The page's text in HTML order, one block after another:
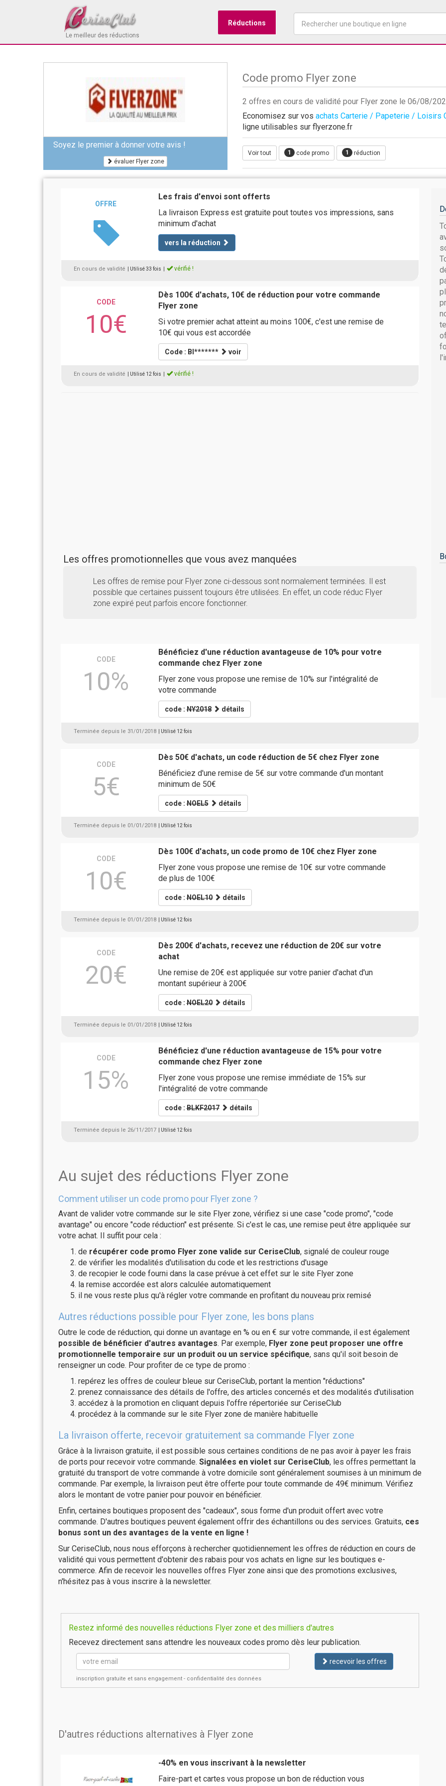
Le meilleur des réductions
Réductions
Soyez le premier à donner votre avis !
évaluer Flyer zone
Code promo Flyer zone
2 offres en cours de validité pour Flyer zone le 06/08/
Economisez sur vos achats Carterie / Papeterie / Loisirs
ligne utilisables sur flyerzone.fr
Voir tout 1 code promo 1 réduction
OFFRE
Les frais d'envoi sont offerts
La livraison Express est gratuite pout toutes vos impressions, sans
minimum d'achat
vers la réduction
En cours de validité | Utilisé 33 fois vérifié !
CODE
10€
Dès 100€ d'achats, 10€ de réduction pour votre commande
Flyer zone
Si votre premier achat atteint au moins 100€, c'est une remise de
10€ qui vous est accordée
Code : BI******* voir
En cours de validité | Utilisé 12 fois vérifié !
Les offres promotionnelles que vous avez manquées
Les offres de remise pour Flyer zone ci-dessous sont normalement terminées. Il est
possible que certaines puissent toujours être utilisées. En effet, un code réduc Flyer
zone expiré peut parfois encore fonctionner.
CODE
10%
Bénéficiez d'une réduction avantageuse de 10% pour votre
commande chez Flyer zone
Flyer zone vous propose une remise de 10% sur l'intégralité de
votre commande
code :NY2018 détails
Terminée depuis le 31/01/2018 | Utilisé 12 fois
CODE
5€
Dès 50€ d'achats, un code réduction de 5€ chez Flyer zone
Bénéficiez d'une remise de 5€ sur votre commande d'un montant
minimum de 50€
code :NOEL5 détails
Terminée depuis le 01/01/2018 | Utilisé 12 fois
CODE
10€
Dès 100€ d'achats, un code promo de 10€ chez Flyer zone
Flyer zone vous propose une remise de 10€ sur votre commande
de plus de 100€
code :NOEL10 détails
Terminée depuis le 01/01/2018 | Utilisé 12 fois
CODE
20€
Dès 200€ d'achats, recevez une réduction de 20€ sur votre
achat
Une remise de 20€ est appliquée sur votre panier d'achat d'un
montant supérieur à 200€
code :NOEL20 détails
Terminée depuis le 01/01/2018 | Utilisé 12 fois
CODE
15%
Bénéficiez d'une réduction avantageuse de 15% pour votre
commande chez Flyer zone
Flyer zone vous propose une remise immédiate de 15% sur
l'intégralité de votre commande
code :BLKF2017 détails
Terminée depuis le 26/11/2017 | Utilisé 12 fois
Au sujet des réductions Flyer zone
Comment utiliser un code promo pour Flyer zone ?
Avant de valider votre commande sur le site Flyer zone, vérifiez si une case "code promo", "code
avantage" ou encore "code réduction" est présente. Si c'est le cas, une remise peut être appliquée sur
votre achat. Il suffit pour cela :
de récupérer code promo Flyer zone valide sur CeriseClub, signalé de couleur rouge
de vérifier les modalités d'utilisation du code et les restrictions d'usage
de recopier le code fourni dans la case prévue à cet effet sur le site Flyer zone
la remise accordée est alors calculée automatiquement
il ne vous reste plus qu'à régler votre commande en profitant du nouveau prix remisé
Autres réductions possible pour Flyer zone, les bons plans
Outre le code de réduction, qui donne un avantage en % ou en € sur votre commande, il est également
possible de bénéficier d'autres avantages. Par exemple, Flyer zone peut proposer une offre
promotionnelle temporaire sur un produit ou un service spécifique, sans qu'il soit besoin de
renseigner un code. Pour profiter de ce type de promo :
repérez les offres de couleur bleue sur CeriseClub, portant la mention "réductions"
prenez connaissance des détails de l'offre, des articles concernés et des modalités d'utilisation
accédez à la promotion en cliquant depuis l'offre répertoriée sur CeriseClub
procédez à la commande sur le site Flyer zone de manière habituelle
La livraison offerte, recevoir gratuitement sa commande Flyer zone
Grâce à la livraison gratuite, il est possible sous certaines conditions de ne pas avoir à payer les frais
de ports pour recevoir votre commande. Signalées en violet sur CeriseClub, les offres permettant la
gratuité du transport de votre commande à votre domicile sont généralement soumises à un minimum de
commande. Par exemple, la livraison peut être offerte pour toute commande de 49€ minimum. Vérifiez
alors le montant de votre panier pour pouvoir en bénéficier.
Enfin, certaines boutiques proposent des "cadeaux", sous forme d'un produit offert avec votre
commande. D'autres boutiques peuvent également offrir des échantillons ou des services. Gratuits, ces
bonus sont un des avantages de la vente en ligne !
Sur CeriseClub, nous nous efforçons à rechercher quotidiennement les offres de réduction en cours de
validité qui vous permettent d'obtenir des rabais pour vos achats en ligne sur les boutiques e-
commerce. Afin de recevoir les nouvelles offres Flyer zone ainsi que des promotions exclusives,
n'hésitez pas à vous inscrire à la newsletter.
Restez informé des nouvelles réductions Flyer zone et des milliers d'autres
Recevez directement sans attendre les nouveaux codes promo dès leur publication.
recevoir les offres
inscription gratuite et sans engagement - confidentialité des données
D'autres réductions alternatives à Flyer zone
-40% en vous inscrivant à la newsletter
Faire-part et cartes vous propose un bon de réduction vous